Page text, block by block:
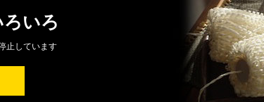
いろ
止しています